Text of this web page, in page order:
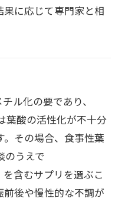
に応じて専門家と相
ル化の要であり、
葉酸の活性化が不十分
。その場合、食事性葉
のうえで
含むサプリを選ぶこ
前後や慢性的な不調が